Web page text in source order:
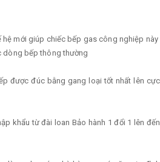
hệ mới giúp chiếc bếp gas công nghiệp này
dòng bếp thông thường
được đúc bằng gang loại tốt nhất lên cực
khẩu từ đài loan Bảo hành 1 đổi 1 lên đến